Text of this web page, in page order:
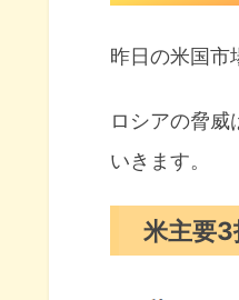
セ
米国市
ロ
昨日の米国市
ロシアの脅
いきます。
米主要3